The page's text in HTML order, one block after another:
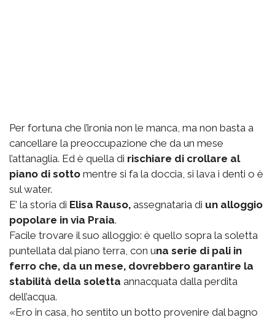
Per fortuna che l’ironia non le manca, ma non basta a
cancellare la preoccupazione che da un mese
l’attanaglia. Ed è quella di rischiare di crollare al
piano di sotto mentre si fa la doccia, si lava i denti o è
sul water.
E’ la storia di Elisa Rauso, assegnataria di un alloggio
popolare in via Praia.
Facile trovare il suo alloggio: è quello sopra la soletta
puntellata dal piano terra, con una serie di pali in
ferro che, da un mese, dovrebbero garantire la
stabilità della soletta annacquata dalla perdita
dell’acqua.
«Ero in casa, ho sentito un botto provenire dal bagno